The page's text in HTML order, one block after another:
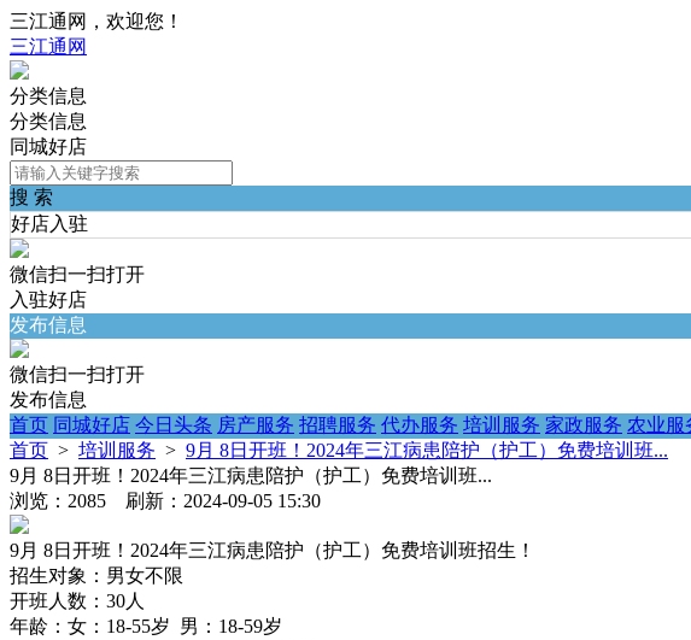
三江通网，欢迎您！
三江通网
分类信息
分类信息
同城好店
搜 索
好店入驻
微信扫一扫打开
入驻好店
发布信息
微信扫一扫打开
发布信息
首页 同城好店 今日头条 房产服务 招聘服务 代办服务 培训服务 家政服务 农业服
首页 > 培训服务 > 9月 8日开班！2024年三江病患陪护（护工）免费培训班...
9月 8日开班！2024年三江病患陪护（护工）免费培训班...
浏览：2085 刷新：2024-09-05 15:30
9月 8日开班！2024年三江病患陪护（护工）免费培训班招生！
招生对象：男女不限
开班人数：30人
年龄：女：18-55岁 男：18-59岁